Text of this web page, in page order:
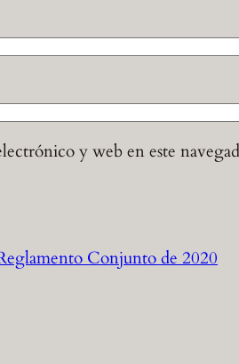
y web en este
Conjunto de 2020